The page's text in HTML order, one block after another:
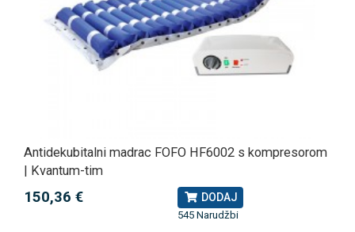
Antidekubitalni madrac FOFO HF6002 s kompresorom
| Kvantum-tim
150,36 € DODAJ
545 Narudžbi